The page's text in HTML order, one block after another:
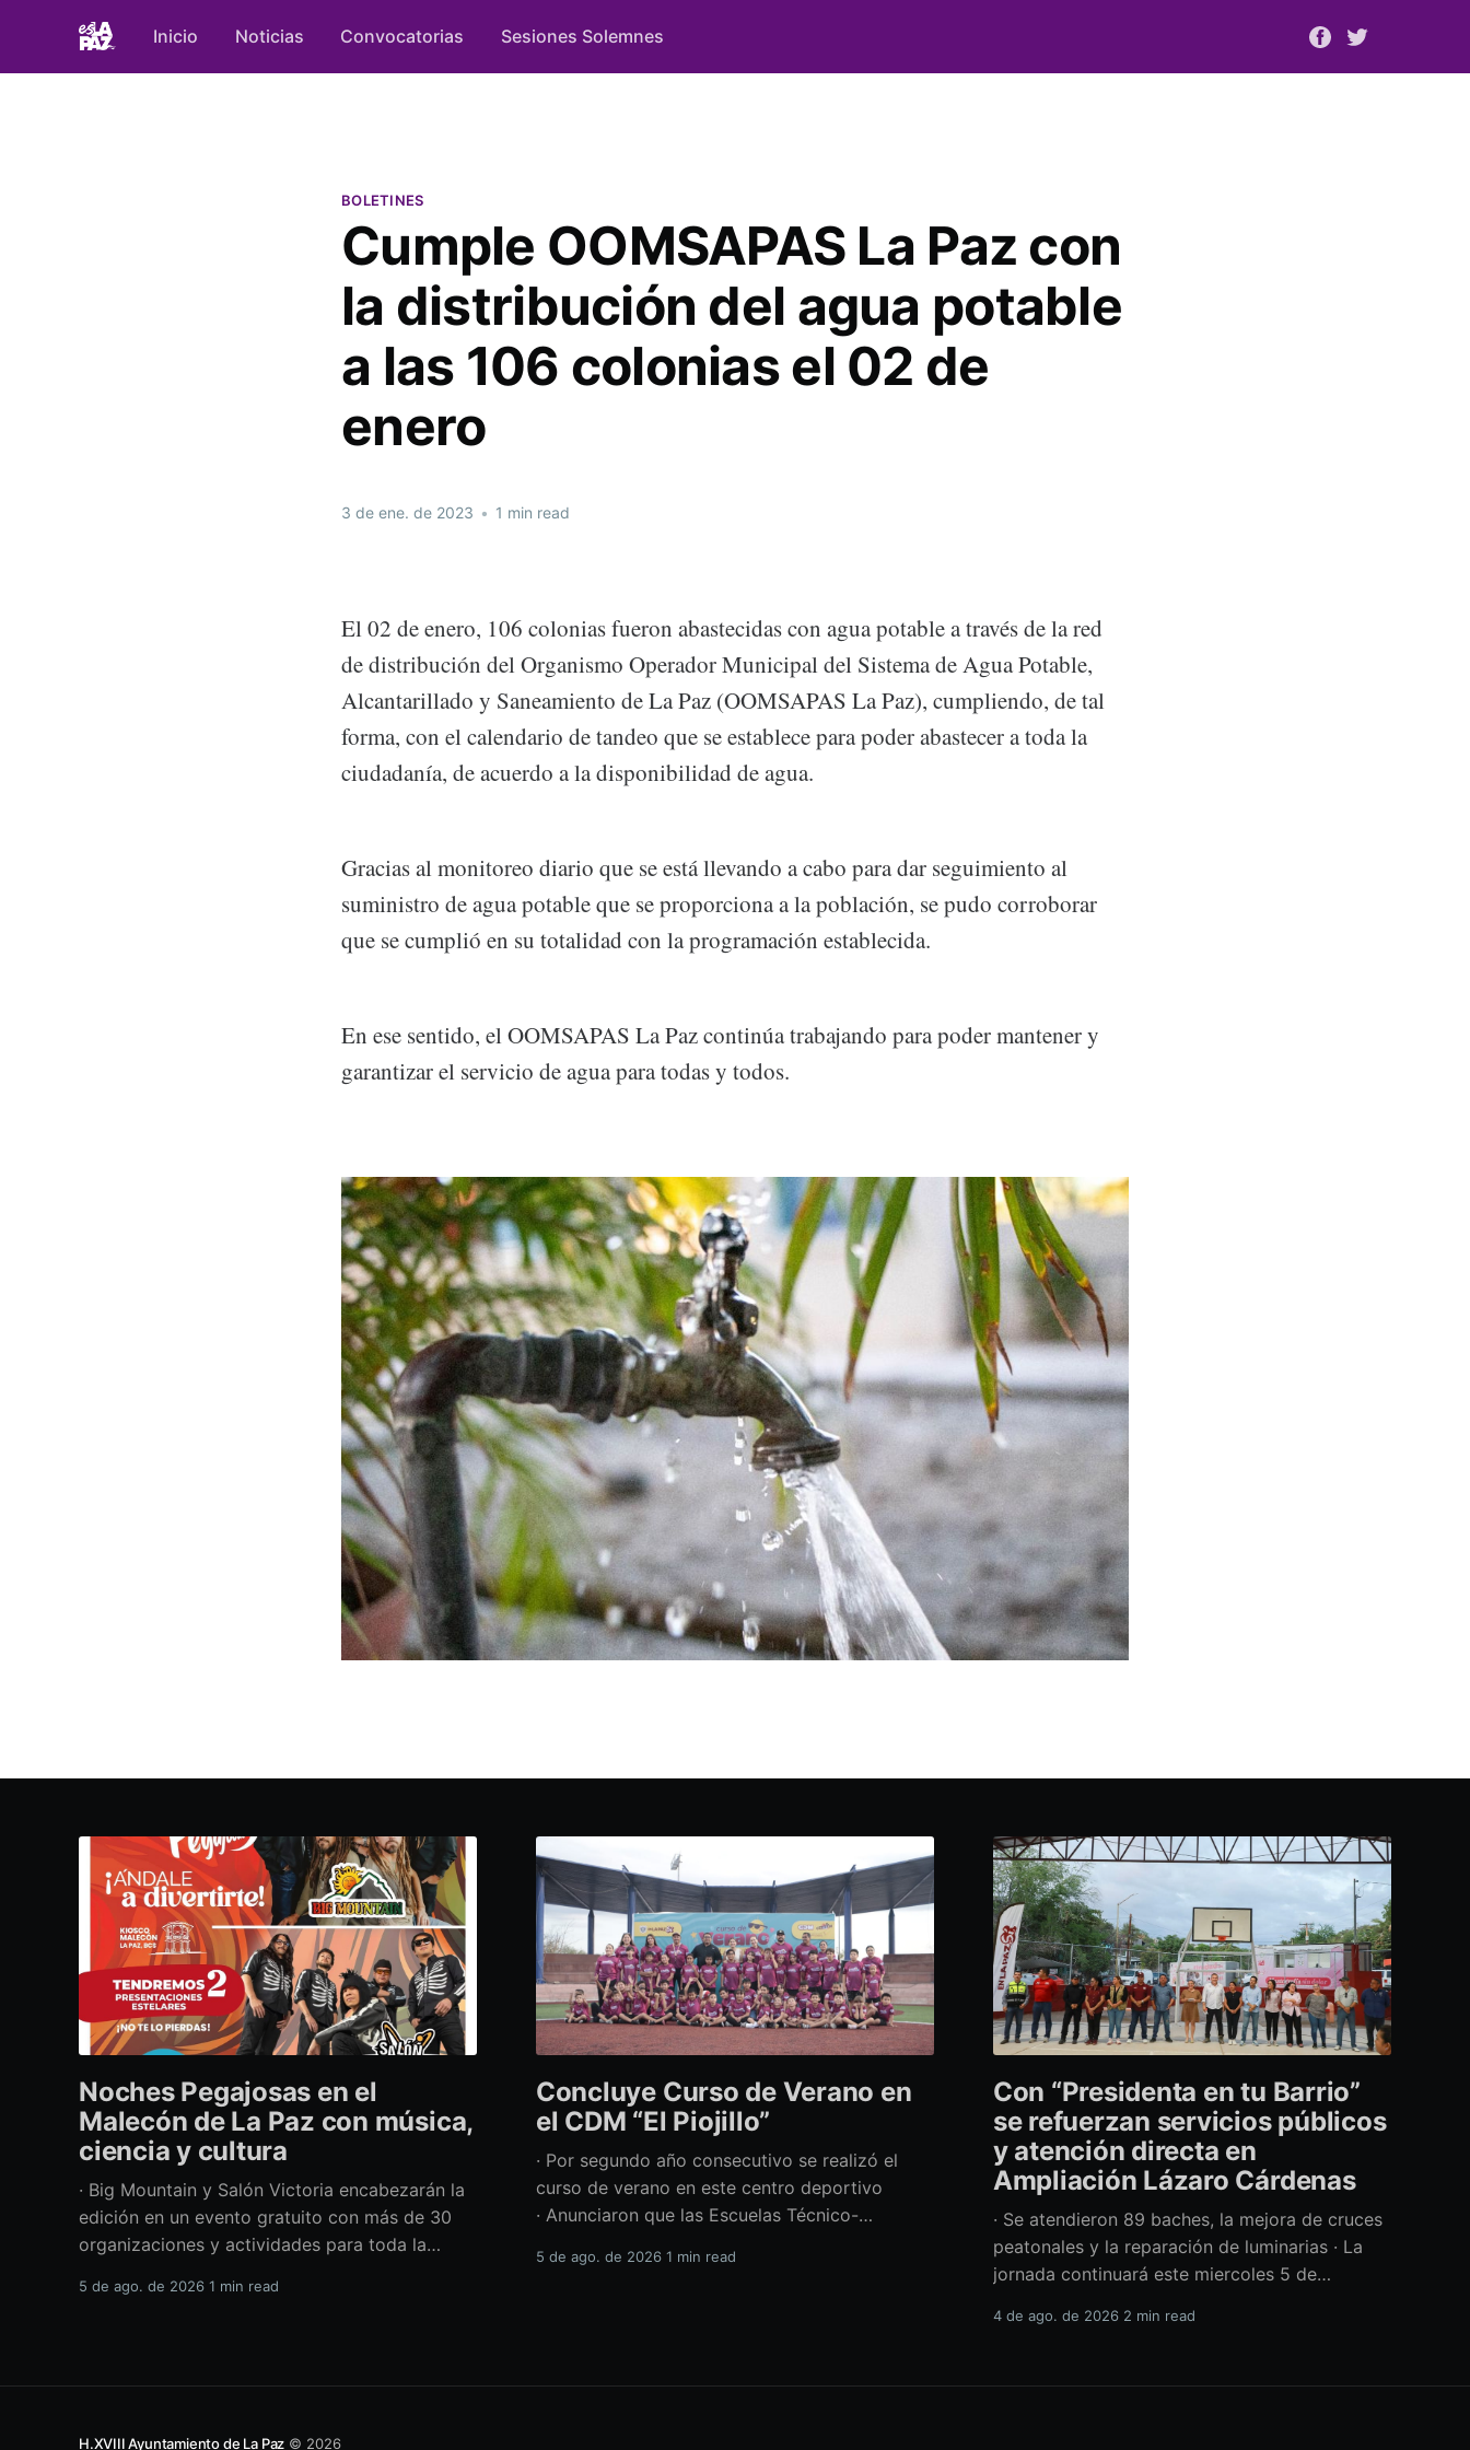
Inicio Noticias Convocatorias Sesiones Solemnes
BOLETINES
Cumple OOMSAPAS La Paz con
la distribución del agua potable
a las 106 colonias el 02 de
enero
3 de ene. de 2023 • 1 min read
El 02 de enero, 106 colonias fueron abastecidas con agua potable a través de la red
de distribución del Organismo Operador Municipal del Sistema de Agua Potable,
Alcantarillado y Saneamiento de La Paz (OOMSAPAS La Paz), cumpliendo, de tal
forma, con el calendario de tandeo que se establece para poder abastecer a toda la
ciudadanía, de acuerdo a la disponibilidad de agua.
Gracias al monitoreo diario que se está llevando a cabo para dar seguimiento al
suministro de agua potable que se proporciona a la población, se pudo corroborar
que se cumplió en su totalidad con la programación establecida.
En ese sentido, el OOMSAPAS La Paz continúa trabajando para poder mantener y
garantizar el servicio de agua para todas y todos.
Noches Pegajosas en el
Malecón de La Paz con música,
ciencia y cultura
· Big Mountain y Salón Victoria encabezarán la
edición en un evento gratuito con más de 30
organizaciones y actividades para toda la
en vivo, divulgación científica y actividades
5 de ago. de 2026 1 min read
Concluye Curso de Verano en
el CDM “El Piojillo”
· Por segundo año consecutivo se realizó el
curso de verano en este centro deportivo
· Anunciaron que las Escuelas Técnico-
actividades el próximo 24 de agosto Con una
5 de ago. de 2026 1 min read
Con “Presidenta en tu Barrio”
se refuerzan servicios públicos
y atención directa en
Ampliación Lázaro Cárdenas
· Se atendieron 89 baches, la mejora de cruces
peatonales y la reparación de luminarias · La
jornada continuará este miercoles 5 de
ante la temporada de lluvias Con el retiro de
además de la atención de casi 450
4 de ago. de 2026 2 min read
H.XVIII Ayuntamiento de La Paz © 2026